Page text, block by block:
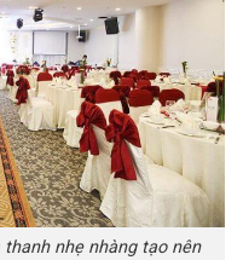
nhẹ nhàng tạo nên